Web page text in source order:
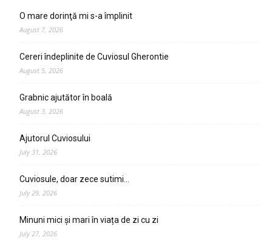
O mare dorinţă mi s-a împlinit
August 7, 2026
Cereri îndeplinite de Cuviosul Gherontie
August 5, 2026
Grabnic ajutător în boală
August 3, 2026
Ajutorul Cuviosului
July 31, 2026
Cuviosule, doar zece sutimi…
July 29, 2026
Minuni mici și mari în viața de zi cu zi
July 27, 2026